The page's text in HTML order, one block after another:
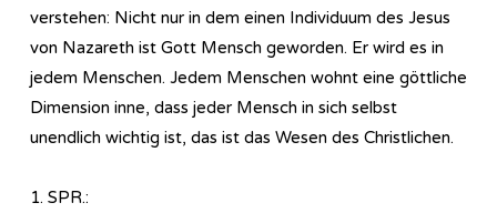
verstehen: Nicht nur in dem einen Individuum des Jesus
von Nazareth ist Gott Mensch geworden. Er wird es in
jedem Menschen. Jedem Menschen wohnt eine göttliche
Dimension inne, dass jeder Mensch in sich selbst
unendlich wichtig ist, das ist das Wesen des Christlichen.
1. SPR.: